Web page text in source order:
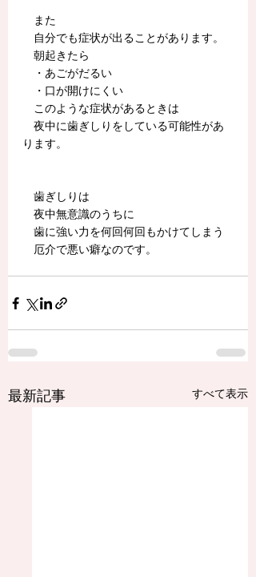
また
自分でも症状が出ることがあります。
朝起きたら
・あごがだるい
・口が開けにくい
このような症状があるときは
夜中に歯ぎしりをしている可能性があ
ります。
歯ぎしりは
夜中無意識のうちに
歯に強い力を何回何回もかけてしまう
厄介で悪い癖なのです。
最新記事 すべて表示